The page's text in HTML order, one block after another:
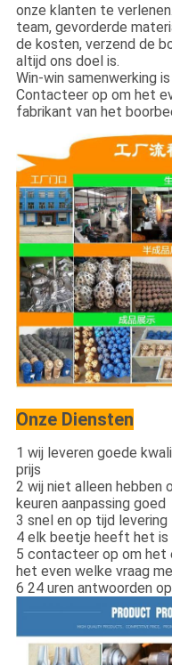
onze klanten te
team, gevorderde
de kosten, verzend de
altijd ons doel is.
Win-win samenwerking
Contacteer op om het
fabrikant van het
Onze Diensten
1 wij leveren goede
prijs
2 wij niet alleen hebben
keuren aanpassing goed
3 snel en op tijd levering
4 elk beetje heeft het
5 contacteer op om het
het even welke vraag
6 24 uren antwoorden